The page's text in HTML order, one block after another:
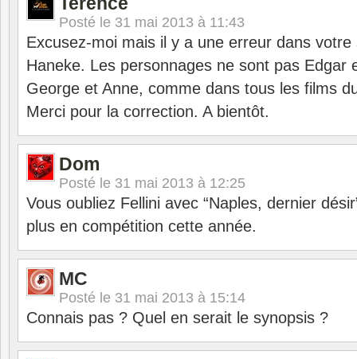
Posté le 31 mai 2013 à 11:43
Excusez-moi mais il y a une erreur dans
Haneke. Les personnages ne sont pas Edgar
George et Anne, comme dans tous les films
Merci pour la correction. A bientôt.
Dom
Posté le 31 mai 2013 à 12:25
Vous oubliez Fellini avec “Naples, dernier
plus en compétition cette année.
MC
Posté le 31 mai 2013 à 15:14
Connais pas ? Quel en serait le synopsis ?